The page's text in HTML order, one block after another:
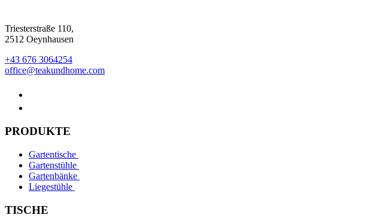
Triesterstraße 110,
2512 Oeynhausen
+43 676 3064254
office@teakundhome.com
PRODUKTE
Gartentische
Gartenstühle
Gartenbänke
Liegestühle
TISCHE